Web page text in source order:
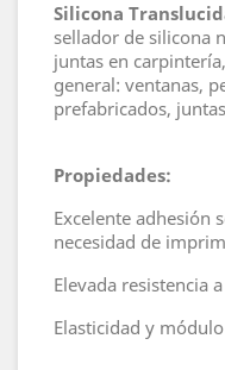
Silicona
sellador de silicona
juntas en
general: ventanas,
prefabricados,
Propiedades:
Excelente adhesión
necesidad de
Elevada resistencia
Elasticidad y